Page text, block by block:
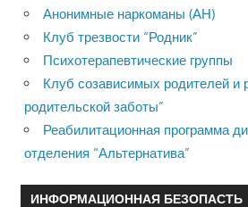
Анонимные наркоманы (АН)
Клуб трезвости “Родник”
Психотерапевтические группы
Клуб созависимых родителей и
родительской заботы”
Реабилитационная программа
отделения “Альтернатива”
ИНФОРМАЦИОННАЯ БЕЗОПАСТЬ